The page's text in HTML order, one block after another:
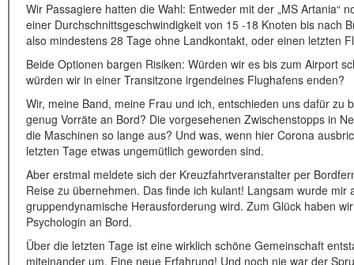
Wir Passagiere hatten die Wahl: Entweder mit der „MS Artania“
einer Durchschnittsgeschwindigkeit von 15 -18 Knoten bis nach
also mindestens 28 Tage ohne Landkontakt, oder einen letzten
Beide Optionen bargen Risiken: Würden wir es bis zum Airport
würden wir in einer Transitzone irgendeines Flughafens enden?
Wir, meine Band, meine Frau und ich, entschieden uns dafür zu
genug Vorräte an Bord? Die vorgesehenen Zwischenstopps in
die Maschinen so lange aus? Und was, wenn hier Corona
letzten Tage etwas ungemütlich geworden sind.
Aber erstmal meldete sich der Kreuzfahrtveranstalter per
Reise zu übernehmen. Das finde ich kulant! Langsam wurde mir
gruppendynamische Herausforderung wird. Zum Glück haben
Psychologin an Bord.
Über die letzten Tage ist eine wirklich schöne Gemeinschaft
miteinander um. Eine neue Erfahrung! Und noch nie war der